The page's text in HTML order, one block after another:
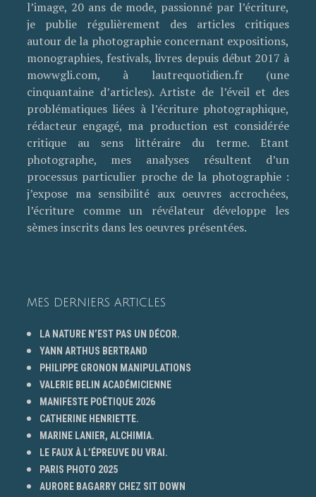
l’image, 20 ans de mode, passionné par l’écriture,
je publie régulièrement des articles critiques
autour de la photographie concernant expositions,
monographies, festivals, livres depuis début 2017 à
mowwgli.com, à lautrequotidien.fr (une
cinquantaine d’articles). Artiste de l’éveil et des
problématiques liées à l’écriture photographique,
rédacteur engagé, ma production est considérée
critique au sens littéraire du terme. Etant
photographe, mes analyses résultent d’un
processus particulier proche de la photographie :
j’expose ma sensibilité aux oeuvres accrochées,
l’écriture comme un révélateur développe les
sèmes inscrits dans les oeuvres présentées.
MES DERNIERS ARTICLES
LA NATURE N’EST PAS UN DÉCOR.
YANN ARTHUS BERTRAND
PHILIPPE GRONON MANIPULATIONS
VALERIE BELIN ACADÉMICIENNE
MANIFESTE POÉTIQUE 2026
CATHERINE HENRIETTE.
MARINE LANIER, ALCHIMIA.
LE FAUX À L’ÉPREUVE DU VRAI.
PARIS PHOTO 2025
AURORE BAGARRY CHEZ SIT DOWN